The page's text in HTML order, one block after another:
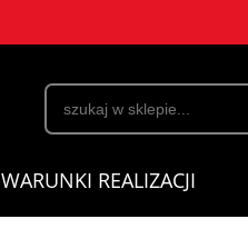
WARUNKI REALIZACJI